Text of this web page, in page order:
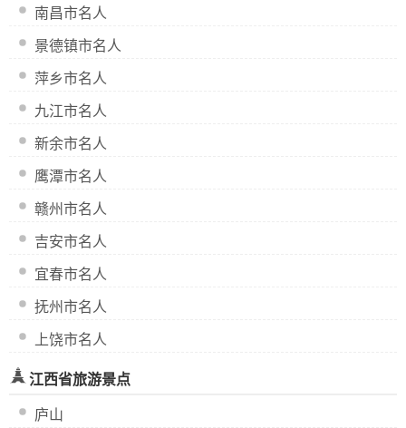
南昌市名人
景德镇市名人
萍乡市名人
九江市名人
新余市名人
鹰潭市名人
赣州市名人
吉安市名人
宜春市名人
抚州市名人
上饶市名人
江西省旅游景点
庐山